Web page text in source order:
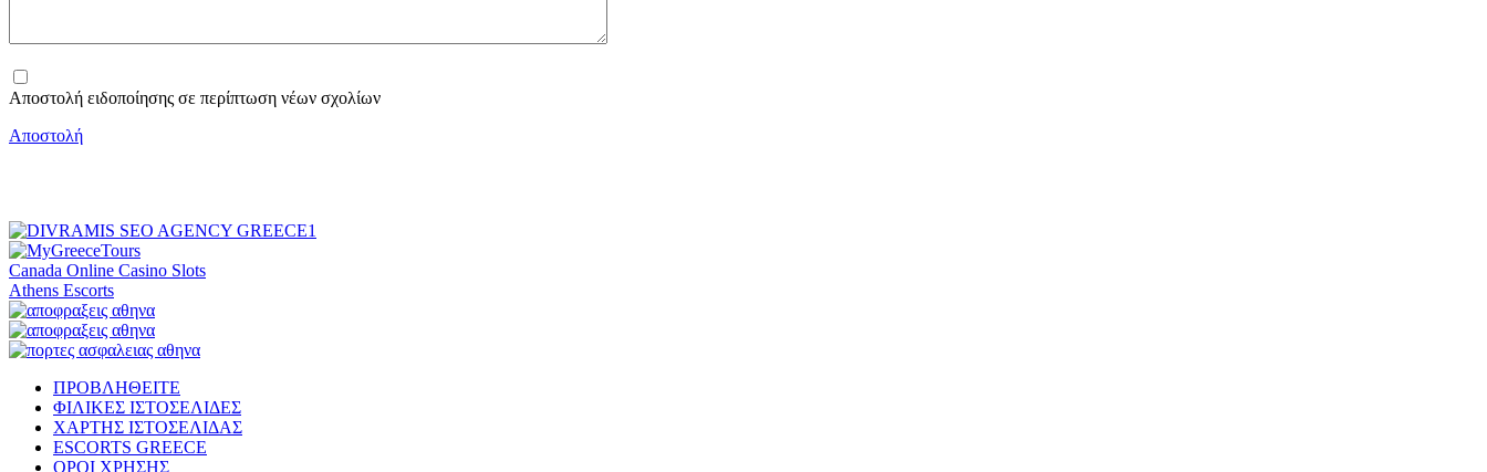
Αποστολή ειδοποίησης σε περίπτωση νέων σχολίων
Αποστολή
Canada Online Casino Slots
Athens Escorts
ΠΡΟΒΛΗΘΕΙΤΕ
ΦΙΛΙΚΕΣ ΙΣΤΟΣΕΛΙΔΕΣ
ΧΑΡΤΗΣ ΙΣΤΟΣΕΛΙΔΑΣ
ESCORTS GREECE
ΟΡΟΙ ΧΡΗΣΗΣ